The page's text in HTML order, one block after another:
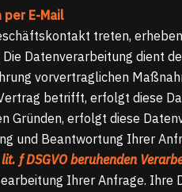
E-Mail
treten,
Datenverarbeitung dient
vorvertraglichen
betrifft, erfolgt diese
Gründen, erfolgt diese
und Beantwortung Ihrer
f DSGVO beruhenden
Ihrer Anfrage.